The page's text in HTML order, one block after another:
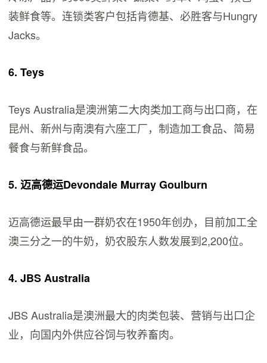
装鲜食等。连锁类客户包括肯德基、必胜客与Hungry
Jacks。
6. Teys
Teys Australia是澳洲第二大肉类加工商与出口商，在
昆州、新州与南澳有六座工厂，制造加工食品、简易
餐食与新鲜食品。
5. 迈高德运Devondale Murray Goulburn
迈高德运最早由一群奶农在1950年创办，目前加工全
澳三分之一的牛奶，奶农股东人数发展到2,200位。
4. JBS Australia
JBS Australia是澳洲最大的肉类包装、营销与出口企
业，向国内外供应谷饲与牧养畜肉。